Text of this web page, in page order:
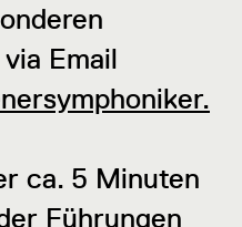
Email
ca. 5 Minuten
Führungen